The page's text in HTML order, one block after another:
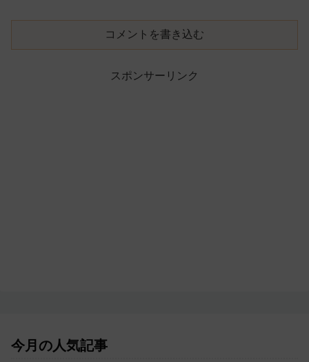
コメントを書き込む
スポンサーリンク
今月の人気記事